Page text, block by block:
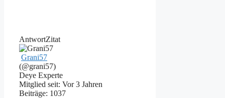
AntwortZitat
Grani57
(@grani57)
Deye Experte
Mitglied seit: Vor 3 Jahren
Beiträge: 1037